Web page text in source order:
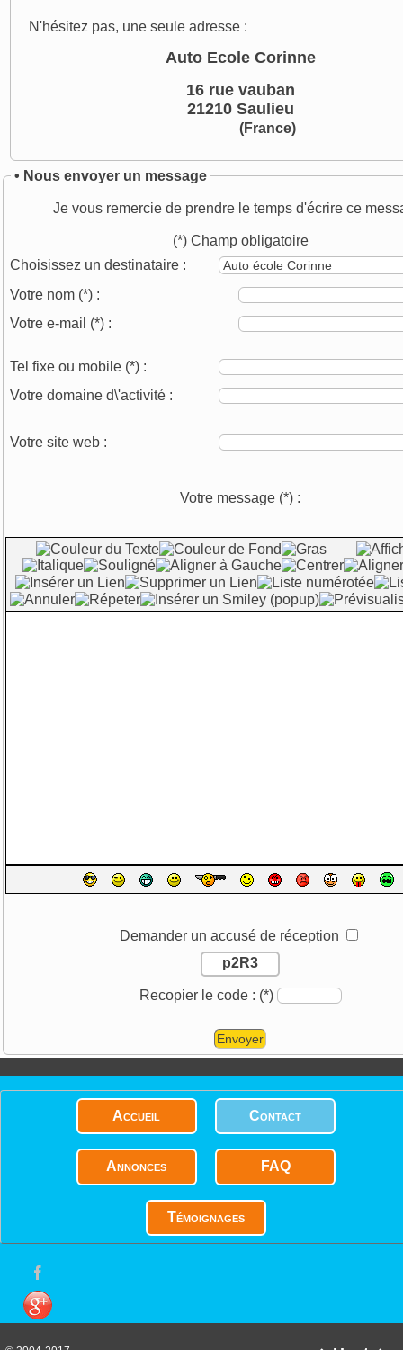
N'hésitez pas, une seule adresse :
Auto Ecole Corinne
16 rue vauban
21210 Saulieu
(France)
• Nous envoyer un message
Je vous remercie de prendre le temps d'écrire ce
(*) Champ obligatoire
Choisissez un destinataire :
Votre nom (*) :
Votre e-mail (*) :
Tel fixe ou mobile (*) :
Votre domaine d\'activité :
Votre site web :
Votre message (*) :
Demander un accusé de réception
p2R3
Recopier le code : (*)
Envoyer
Accueil Contact
Annonces FAQ
Témoignages